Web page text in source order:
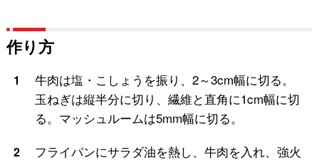
作り方
1
牛肉は塩・こしょうを振り、2～3cm幅に切る。
玉ねぎは縦半分に切り、繊維と直角に1cm幅に切
る。マッシュルームは5mm幅に切る。
2
フライパンにサラダ油を熱し、牛肉を入れ、強火